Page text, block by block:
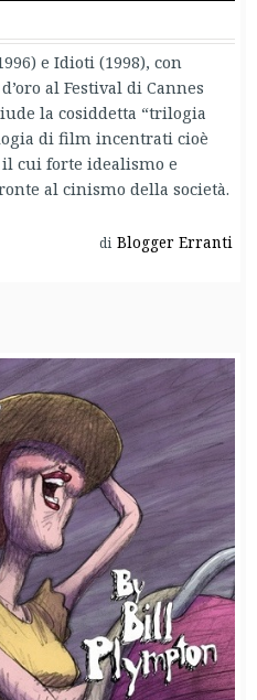
e Idioti (1998), con
al Festival di Cannes
la cosiddetta “trilogia
di film incentrati cioè
cui forte idealismo e
al cinismo della società.
di Blogger Erranti